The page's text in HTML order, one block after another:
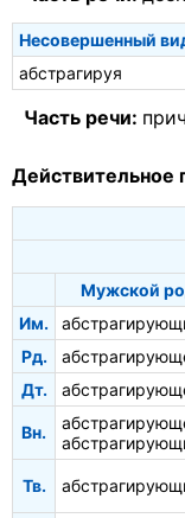
Несовершенный
абстрагируя
Часть речи:
Действительное
Мужской
Им.
Рд.
Дт.
Вн.
Тв.